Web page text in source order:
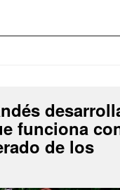
funciona
de los